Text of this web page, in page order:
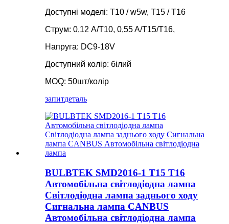
Доступні моделі: T10 / w5w, T15 / T16
Струм: 0,12 A/T10, 0,55 A/T15/T16,
Напруга: DC9-18V
Доступний колір: білий
MOQ: 50шт/колір
запитдеталь
BULBTEK SMD2016-1 T15 T16
Автомобільна світлодіодна лампа
Світлодіодна лампа заднього ходу
Сигнальна лампа CANBUS
Автомобільна світлодіодна лампа